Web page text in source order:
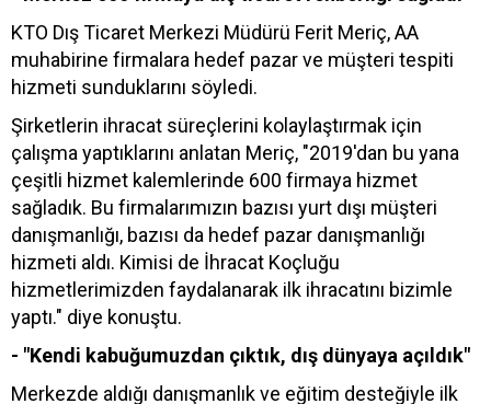
KTO Dış Ticaret Merkezi Müdürü Ferit Meriç, AA
muhabirine firmalara hedef pazar ve müşteri tespiti
hizmeti sunduklarını söyledi.
Şirketlerin ihracat süreçlerini kolaylaştırmak için
çalışma yaptıklarını anlatan Meriç, "2019'dan bu yana
çeşitli hizmet kalemlerinde 600 firmaya hizmet
sağladık. Bu firmalarımızın bazısı yurt dışı müşteri
danışmanlığı, bazısı da hedef pazar danışmanlığı
hizmeti aldı. Kimisi de İhracat Koçluğu
hizmetlerimizden faydalanarak ilk ihracatını bizimle
yaptı." diye konuştu.
- "Kendi kabuğumuzdan çıktık, dış dünyaya açıldık"
Merkezde aldığı danışmanlık ve eğitim desteğiyle ilk